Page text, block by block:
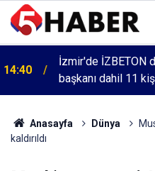
14:40
İzmir'de İZBETON
başkanı dahil 11
Anasayfa Dünya
kaldırıldı